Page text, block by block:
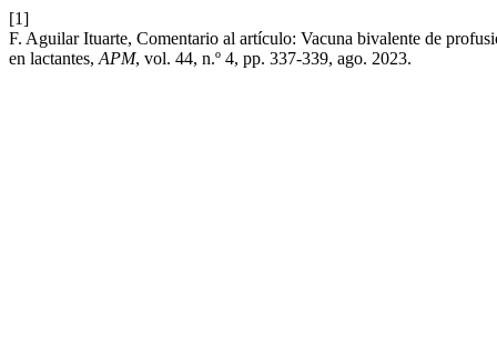
[1]
F. Aguilar Ituarte, Comentario al artículo: Vacuna bivalente de
en lactantes, APM, vol. 44, n.º 4, pp. 337-339, ago. 2023.